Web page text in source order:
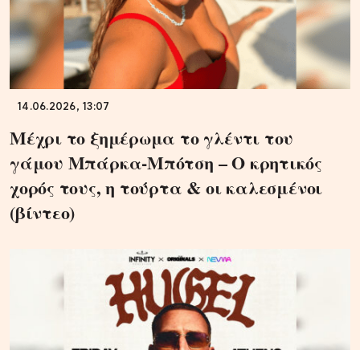
14.06.2026, 13:07
Μέχρι το ξημέρωμα το γλέντι του
γάμου Μπάρκα-Μπότση – Ο κρητικός
χορός τους, η τούρτα & οι καλεσμένοι
(βίντεο)